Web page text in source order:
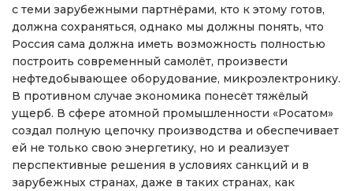
с теми зарубежными партнёрами, кто к этому готов,
должна сохраняться, однако мы должны понять, что
Россия сама должна иметь возможность полностью
построить современный самолёт, произвести
нефтедобывающее оборудование, микроэлектронику.
В противном случае экономика понесёт тяжёлый
ущерб. В сфере атомной промышленности «Росатом»
создал полную цепочку производства и обеспечивает
ей не только свою энергетику, но и реализует
перспективные решения в условиях санкций и в
зарубежных странах, даже в таких странах, как